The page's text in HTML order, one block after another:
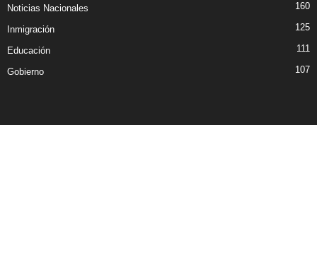
Noticias Nacionales 160
Inmigración 125
Educación 111
Gobierno 107